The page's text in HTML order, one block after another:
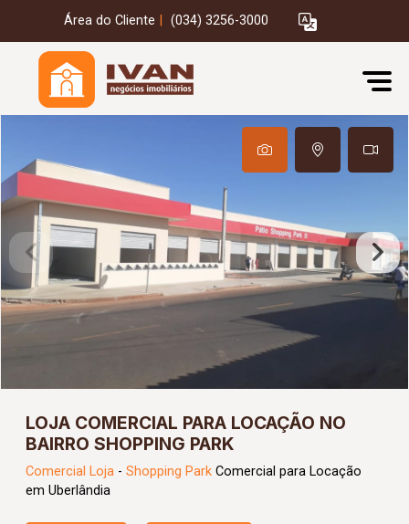
Área do Cliente (034) 3256-3000
LOJA COMERCIAL PARA LOCAÇÃO NO
BAIRRO SHOPPING PARK
Comercial Loja - Shopping Park Comercial para Locação
em Uberlândia